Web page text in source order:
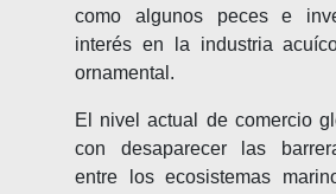
como algunos peces e
interés en la industria
ornamental.
El nivel actual de comercio
con desaparecer las
entre los ecosistemas